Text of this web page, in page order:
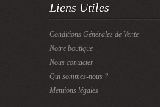
Liens Utiles
Conditions Générales de Vente
Notre boutique
Nous contacter
Qui sommes-nous ?
Mentions légales